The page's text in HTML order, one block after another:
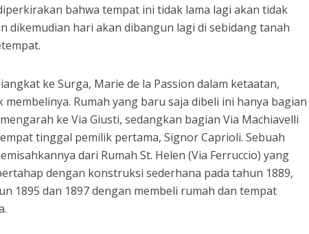
bahwa tempat ini tidak lama lagi akan tidak
dikemudian hari akan dibangun lagi di sebidang tanah
ke Surga, Marie de la Passion dalam ketaatan,
Rumah yang baru saja dibeli ini hanya bagian
ke Via Giusti, sedangkan bagian Via Machiavelli
tinggal pemilik pertama, Signor Caprioli. Sebuah
dari Rumah St. Helen (Via Ferruccio) yang
dengan konstruksi sederhana pada tahun 1889,
1895 dan 1897 dengan membeli rumah dan tempat